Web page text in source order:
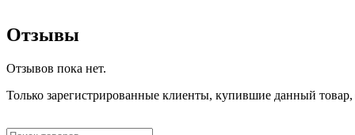
Отзывы
Отзывов пока нет.
Только зарегистрированные клиенты, купившие данный